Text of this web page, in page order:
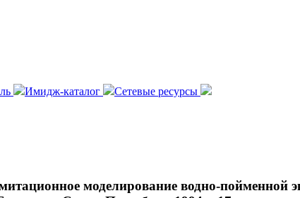
Имидж-каталог
Сетевые ресурсы
моделирование водно-пойменной